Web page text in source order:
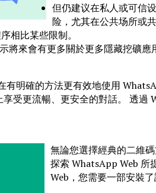
但仍建议在私人或可信
险，尤其在公共场所或
相比某些限制。
來會有更多關於更多隱藏挖礦應
明確的方法更有效地使用
受更流暢、更安全的對話。 透過
無論您選擇經典的二維
探索 WhatsApp Web 所
Web，您需要一部安裝